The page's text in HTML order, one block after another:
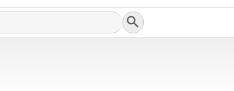
Botón de búsqueda